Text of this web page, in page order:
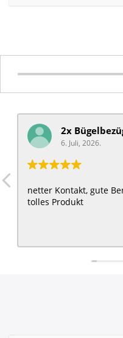
2x
6. Juli, 2026.
netter Kontakt, gute
tolles Produkt